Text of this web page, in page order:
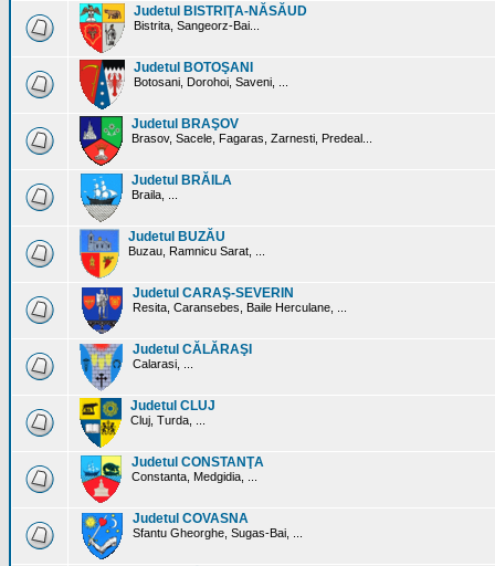
Judetul BISTRIŢA-NĂSĂUD
Bistrita, Sangeorz-Bai...
Judetul BOTOŞANI
Botosani, Dorohoi, Saveni, ...
Judetul BRAŞOV
Brasov, Sacele, Fagaras, Zarnesti, Predeal...
Judetul BRĂILA
Braila, ...
Judetul BUZĂU
Buzau, Ramnicu Sarat, ...
Judetul CARAŞ-SEVERIN
Resita, Caransebes, Baile Herculane, ...
Judetul CĂLĂRAŞI
Calarasi, ...
Judetul CLUJ
Cluj, Turda, ...
Judetul CONSTANŢA
Constanta, Medgidia, ...
Judetul COVASNA
Sfantu Gheorghe, Sugas-Bai, ...